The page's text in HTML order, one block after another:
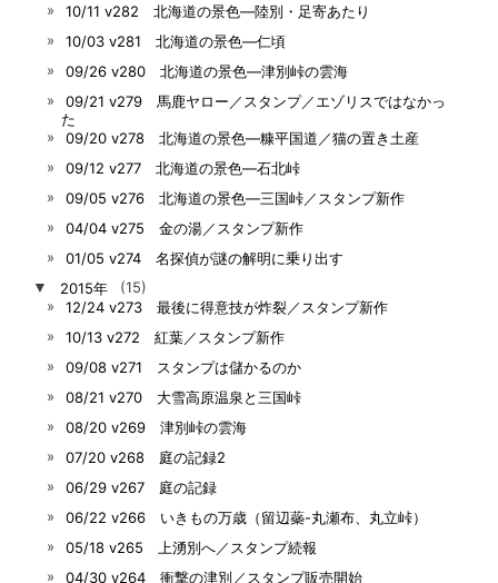
10/11 v282 北海道の景色―陸別・足寄あたり
10/03 v281 北海道の景色―仁頃
09/26 v280 北海道の景色―津別峠の雲海
09/21 v279 馬鹿ヤロー／スタンプ／エゾリスではなかっ
た
09/20 v278 北海道の景色―糠平国道／猫の置き土産
09/12 v277 北海道の景色―石北峠
09/05 v276 北海道の景色―三国峠／スタンプ新作
04/04 v275 金の湯／スタンプ新作
01/05 v274 名探偵が謎の解明に乗り出す
▼
2015年
(15)
12/24 v273 最後に得意技が炸裂／スタンプ新作
10/13 v272 紅葉／スタンプ新作
09/08 v271 スタンプは儲かるのか
08/21 v270 大雪高原温泉と三国峠
08/20 v269 津別峠の雲海
07/20 v268 庭の記録2
06/29 v267 庭の記録
06/22 v266 いきもの万歳（留辺蘂-丸瀬布、丸立峠）
05/18 v265 上湧別へ／スタンプ続報
04/30 v264 衝撃の津別／スタンプ販売開始